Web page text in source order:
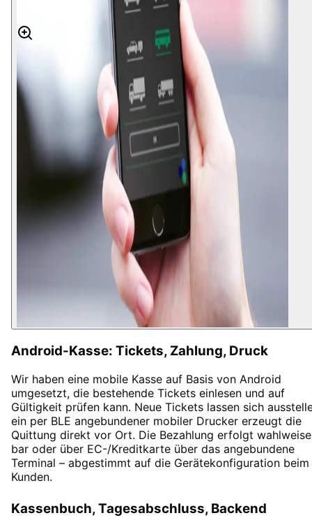
Android-Kasse: Tickets, Zahlung, Druck
Wir haben eine mobile Kasse auf Basis von Android
umgesetzt, die bestehende Tickets einlesen und auf
Gültigkeit prüfen kann. Neue Tickets lassen sich
ein per BLE angebundener mobiler Drucker erzeugt die
Quittung direkt vor Ort. Die Bezahlung erfolgt wahlweise
bar oder über EC-/Kreditkarte über das angebundene
Terminal – abgestimmt auf die Gerätekonfiguration beim
Kunden.
Kassenbuch, Tagesabschluss, Backend